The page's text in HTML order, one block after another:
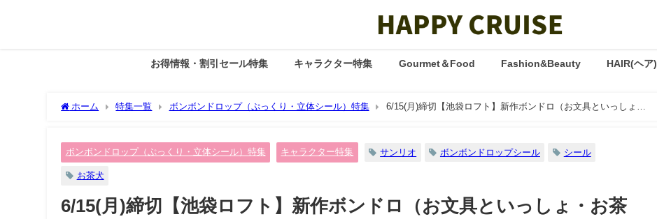
お得情報・割引セール特集 キャラクター特集 Gourmet＆Food Fashion&Beauty HAIR(ヘア)
ホーム 特集一覧 ボンボンドロップ（ぷっくり・立体シール）特集
6/15(月)締切【池袋ロフト】新作ボンドロ（お文具といっしょ・
ボンボンドロップ（ぷっくり・立体シール）特集 キャラクター特集 サンリオ ボンボンドロップシール シール
お茶犬
6/15(月)締切【池袋ロフト】新作ボンドロ（お文具といっしょ・お茶